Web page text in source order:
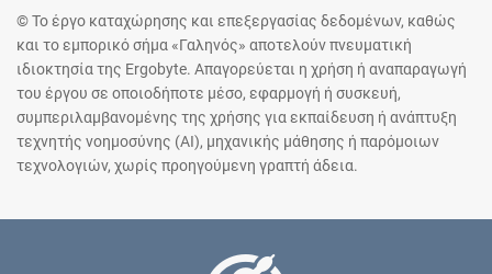
© Το έργο καταχώρησης και επεξεργασίας δεδομένων, καθώς
και το εμπορικό σήμα «Γαληνός» αποτελούν πνευματική
ιδιοκτησία της Ergobyte. Απαγορεύεται η χρήση ή αναπαραγωγή
του έργου σε οποιοδήποτε μέσο, εφαρμογή ή συσκευή,
συμπεριλαμβανομένης της χρήσης για εκπαίδευση ή ανάπτυξη
τεχνητής νοημοσύνης (AI), μηχανικής μάθησης ή παρόμοιων
τεχνολογιών, χωρίς προηγούμενη γραπτή άδεια.